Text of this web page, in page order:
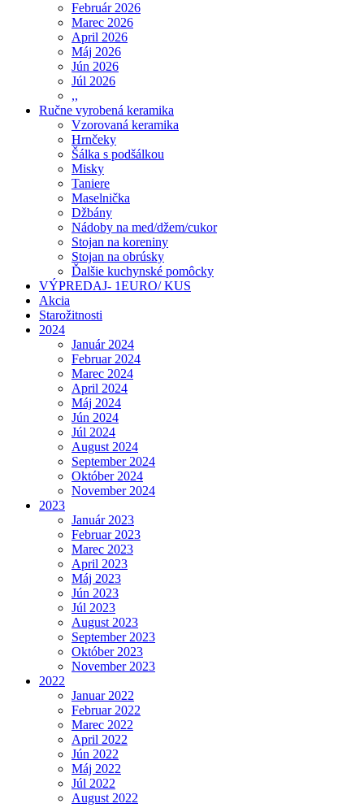
Február 2026
Marec 2026
April 2026
Máj 2026
Jún 2026
Júl 2026
,,
Ručne vyrobená keramika
Vzorovaná keramika
Hrnčeky
Šálka s podšálkou
Misky
Taniere
Maselnička
Džbány
Nádoby na med/džem/cukor
Stojan na koreniny
Stojan na obrúsky
Ďalšie kuchynské pomôcky
VÝPREDAJ- 1EURO/ KUS
Akcia
Starožitnosti
2024
Január 2024
Februar 2024
Marec 2024
April 2024
Máj 2024
Jún 2024
Júl 2024
August 2024
September 2024
Október 2024
November 2024
2023
Január 2023
Februar 2023
Marec 2023
April 2023
Máj 2023
Jún 2023
Júl 2023
August 2023
September 2023
Október 2023
November 2023
2022
Januar 2022
Februar 2022
Marec 2022
April 2022
Jún 2022
Máj 2022
Júl 2022
August 2022